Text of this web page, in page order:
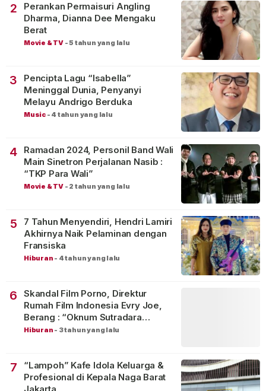
2
Perankan Permaisuri Angling
Dharma, Dianna Dee Mengaku
Berat
Movie & TV -5 tahun yang lalu
3
Pencipta Lagu “Isabella”
Meninggal Dunia, Penyanyi
Melayu Andrigo Berduka
Music - 4 tahun yang lalu
4
Ramadan 2024, Personil Band Wali
Main Sinetron Perjalanan Nasib :
“TKP Para Wali”
Movie & TV - 2 tahun yang lalu
5
7 Tahun Menyendiri, Hendri Lamiri
Akhirnya Naik Pelaminan dengan
Fransiska
Hiburan - 4 tahun yang lalu
6
Skandal Film Porno, Direktur
Rumah Film Indonesia Evry Joe,
Berang : “Oknum Sutradara
Merusak Perfilman Indonesia”!
Hiburan - 3 tahun yang lalu
7
“Lampoh” Kafe Idola Keluarga &
Profesional di Kepala Naga Barat